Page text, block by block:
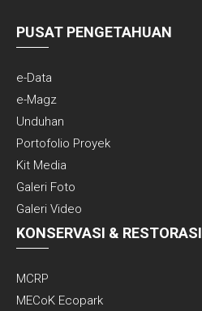
PUSAT PENGETAHUAN
e-Data
e-Magz
Unduhan
Portofolio Proyek
Kit Media
Galeri Foto
Galeri Video
KONSERVASI & RESTORASI
MCRP
MECoK Ecopark